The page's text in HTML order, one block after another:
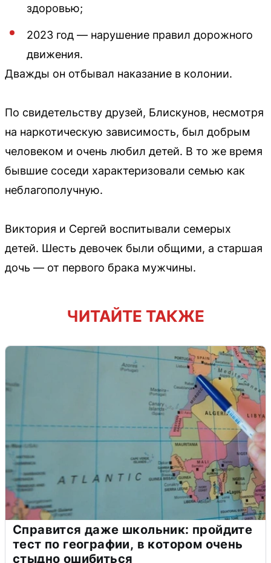
здоровью;
2023 год — нарушение правил дорожного
движения.
Дважды он отбывал наказание в колонии.
По свидетельству друзей, Блискунов, несмотря
на наркотическую зависимость, был добрым
человеком и очень любил детей. В то же время
бывшие соседи характеризовали семью как
неблагополучную.
Виктория и Сергей воспитывали семерых
детей. Шесть девочек были общими, а старшая
дочь — от первого брака мужчины.
ЧИТАЙТЕ ТАКЖЕ
Справится даже школьник: пройдите
тест по географии, в котором очень
стыдно ошибиться